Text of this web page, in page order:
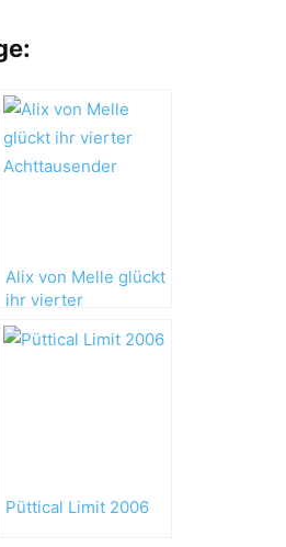
Alix von Melle glückt
ihr vierter
Achttausender
Püttical Limit 2006